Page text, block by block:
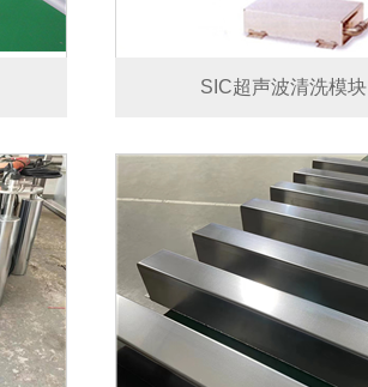
SIC超声波清洗模块